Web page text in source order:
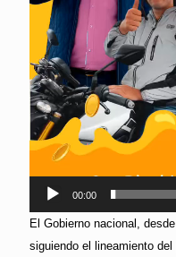
00:00
El Gobierno nacional,
siguiendo el lineamiento del